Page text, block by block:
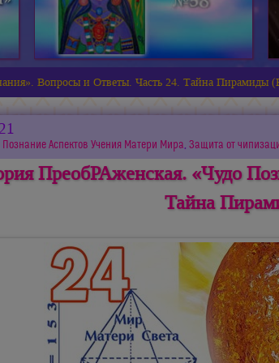
Вопросы и Ответы. Часть 24. Тайна Пирамиды
Познание Аспектов Учения Матери Мира, Защита от
ПреобРАженская. «Чудо
Тайна